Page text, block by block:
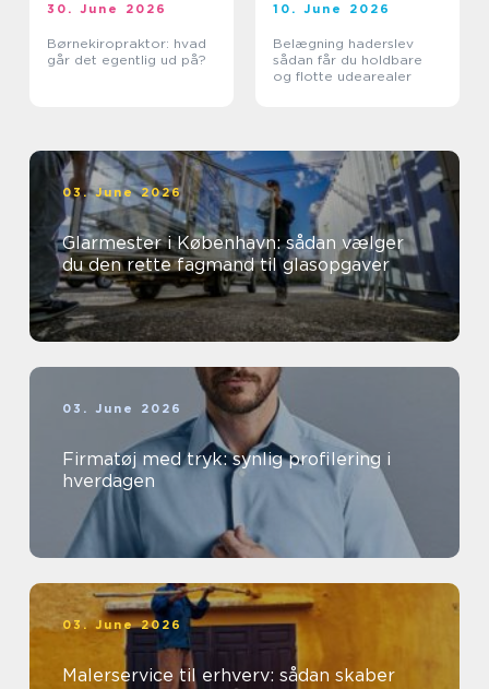
30. June 2026
Børnekiropraktor: hvad
går det egentlig ud på?
10. June 2026
Belægning haderslev
sådan får du holdbare
og flotte udearealer
03. June 2026
Glarmester i København: sådan vælger
du den rette fagmand til glasopgaver
03. June 2026
Firmatøj med tryk: synlig profilering i
hverdagen
03. June 2026
Malerservice til erhverv: sådan skaber